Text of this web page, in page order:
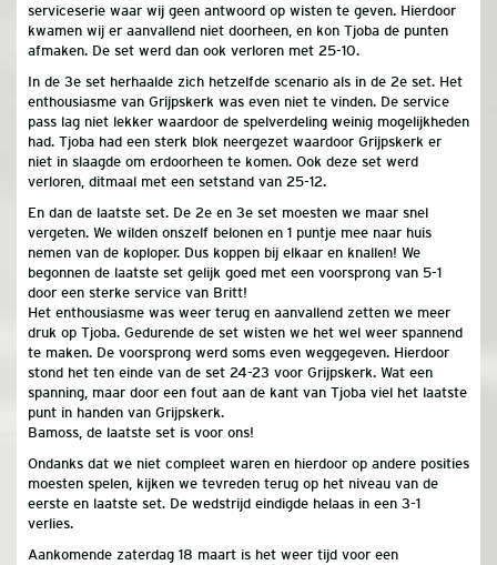
serviceserie waar wij geen antwoord op wisten te geven. Hierdoor
kwamen wij er aanvallend niet doorheen, en kon Tjoba de punten
afmaken. De set werd dan ook verloren met 25-10.
In de 3e set herhaalde zich hetzelfde scenario als in de 2e set. Het
enthousiasme van Grijpskerk was even niet te vinden. De service
pass lag niet lekker waardoor de spelverdeling weinig mogelijkheden
had. Tjoba had een sterk blok neergezet waardoor Grijpskerk er
niet in slaagde om erdoorheen te komen. Ook deze set werd
verloren, ditmaal met een setstand van 25-12.
En dan de laatste set. De 2e en 3e set moesten we maar snel
vergeten. We wilden onszelf belonen en 1 puntje mee naar huis
nemen van de koploper. Dus koppen bij elkaar en knallen! We
begonnen de laatste set gelijk goed met een voorsprong van 5-1
door een sterke service van Britt!
Het enthousiasme was weer terug en aanvallend zetten we meer
druk op Tjoba. Gedurende de set wisten we het wel weer spannend
te maken. De voorsprong werd soms even weggegeven. Hierdoor
stond het ten einde van de set 24-23 voor Grijpskerk. Wat een
spanning, maar door een fout aan de kant van Tjoba viel het laatste
punt in handen van Grijpskerk.
Bamoss, de laatste set is voor ons!
Ondanks dat we niet compleet waren en hierdoor op andere posities
moesten spelen, kijken we tevreden terug op het niveau van de
eerste en laatste set. De wedstrijd eindigde helaas in een 3-1
verlies.
Aankomende zaterdag 18 maart is het weer tijd voor een